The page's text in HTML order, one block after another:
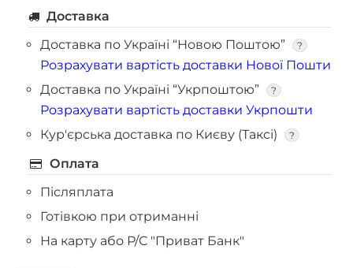
Доставка
Доставка по Україні “Новою Поштою”
?
Розрахувати вартість доставки Нової Пошти
Доставка по Україні “Укрпоштою”
?
Розрахувати вартість доставки Укрпошти
Кур'єрська доставка по Києву (Таксі)
?
Оплата
Післяплата
Готівкою при отриманні
На карту або Р/С "Приват Банк"